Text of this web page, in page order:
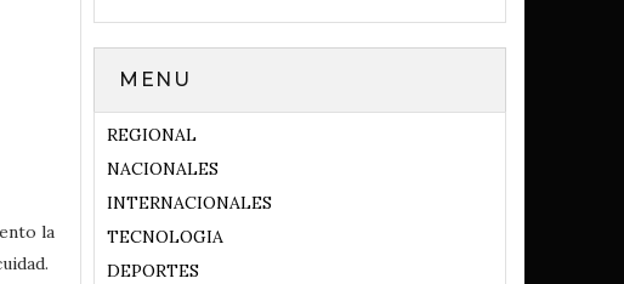
la
MENU
REGIONAL
NACIONALES
INTERNACIONALES
TECNOLOGIA
DEPORTES